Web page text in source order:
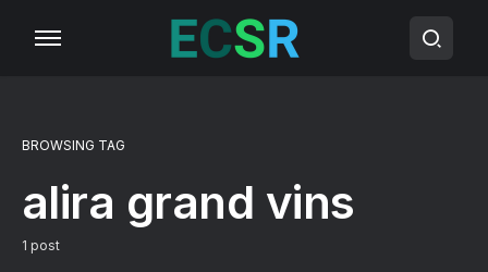
BROWSING TAG
alira grand vins
1 post